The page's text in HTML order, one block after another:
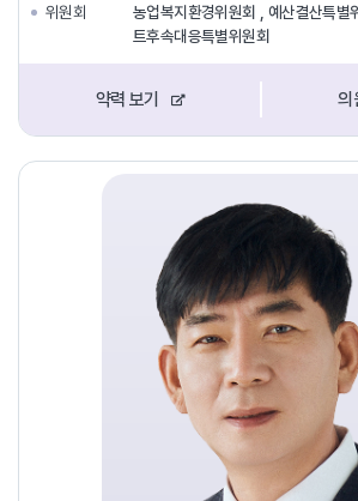
위원회
농업복지환경위원회 , 예산결산특별
트후속대응특별위원회
약력 보기 의